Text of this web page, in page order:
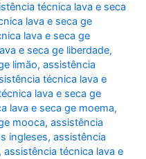
técnica lava e seca
lava e seca ge
lava e seca ge
e seca ge liberdade,
limão,assistência
técnica lava e
lava e seca ge
lava e seca ge moema,
mooca,assistência
ingleses,assistência
,assistência técnica lava e